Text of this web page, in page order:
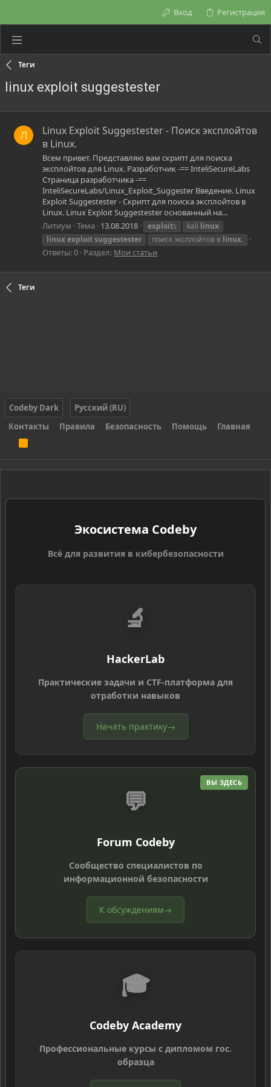
Вход Регистрация
Теги
linux exploit suggestester
Л
Linux Exploit Suggestester - Поиск эксплойтов
в Linux.
Всем привет. Представляю вам скрипт для поиска
эксплойтов для Linux. Разработчик -== InteliSecureLabs
Страница разработчика -==
InteliSecureLabs/Linux_Exploit_Suggester Введение. Linux
Exploit Suggestester - Скрипт для поиска эксплойтов в
Linux. Linux Exploit Suggestester основанный на...
Литиум Тема 13.08.2018 exploits kali linux
linuxexploitsuggestester поиск эксплойтов в linux.
Ответы: 0 Раздел: Мои статьи
Теги
Codeby Dark
Русский (RU)
Контакты
Правила Безопасность Помощь Главная
S
Экосистема Codeby
Всё для развития в кибербезопасности
🔬
HackerLab
Практические задачи и CTF-платформа для
отработки навыков
Начать практику→
ВЫ ЗДЕСЬ
💬
Forum Codeby
Сообщество специалистов по
информационной безопасности
К обсуждениям→
🎓
Codeby Academy
Профессиональные курсы с дипломом гос.
образца